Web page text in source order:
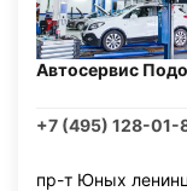
Автосервис
+7 (495) 128-01-
пр-т Юных